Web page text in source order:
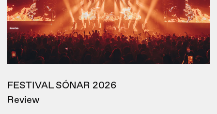
FESTIVAL SÓNAR 2026
Review